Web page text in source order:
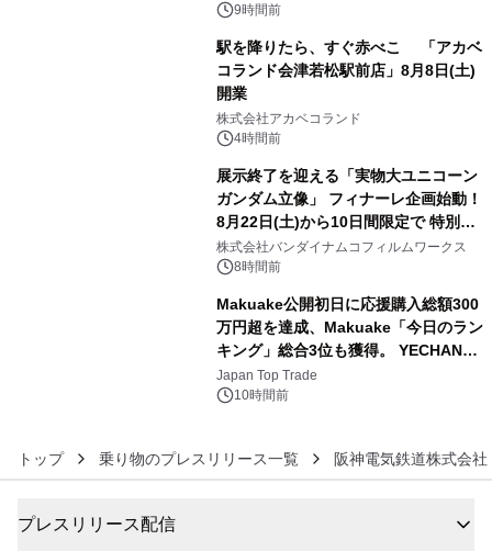
ン。9時間前
駅を降りたら、すぐ赤べこ 「アカベ
コランド会津若松駅前店」8月8日(土)
開業
株式会社アカベコランド
4時間前
展示終了を迎える「実物大ユニコーン
ガンダム立像」 フィナーレ企画始動！
8月22日(土)から10日間限定で 特別映
像『UNICORN GUNDAM Statue ―
BEYOND POSSIBILITY ―』を上映！
株式会社バンダイナムコフィルムワークス
8時間前
Makuake公開初日に応援購入総額300
万円超を達成、Makuake「今日のラン
キング」総合3位も獲得。 YECHAN音
浴シンギングボウル第2弾の大型サイ
ズ（XL・2XL・3XL）を先行販売中
Japan Top Trade
10時間前
トップ 乗り物のプレスリリース一覧 阪神電気鉄道株式会社
プレスリリース配信